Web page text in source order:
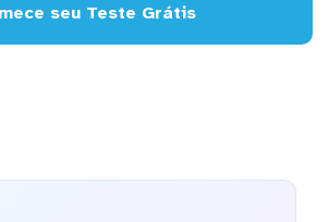
seu Teste Grátis